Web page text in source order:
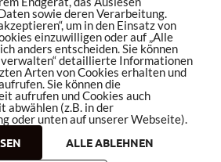
sowie deren Verarbeitung.
um in den Einsatz von
einzuwilligen oder auf „Alle
anders entscheiden. Sie können
detaillierte Informationen
Arten von Cookies erhalten und
Sie können die
aufrufen und Cookies auch
abwählen (z.B. in der
oder unten auf unserer Webseite).
ALLE ABLEHNEN